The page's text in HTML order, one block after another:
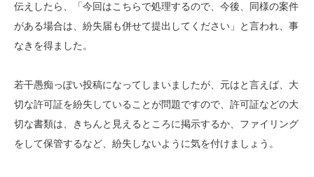
伝えしたら、「今回はこちらで処理するので、今後、同様の案件
がある場合は、紛失届も併せて提出してください」と言われ、事
なきを得ました。
若干愚痴っぽい投稿になってしまいましたが、元はと言えば、大
切な許可証を紛失していることが問題ですので、許可証などの大
切な書類は、きちんと見えるところに掲示するか、ファイリング
をして保管するなど、紛失しないように気を付けましょう。